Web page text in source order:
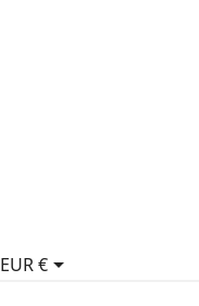
EUR €